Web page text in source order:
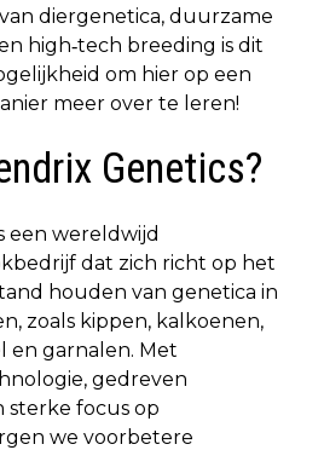
diergenetica, duurzame
high‑tech breeding is dit
om hier op een
meer over te leren!
Genetics?
een wereldwijd
dat zich richt op het
houden van genetica in
zoals kippen, kalkoenen,
en garnalen. Met
gedreven
sterke focus op
we voorbetere